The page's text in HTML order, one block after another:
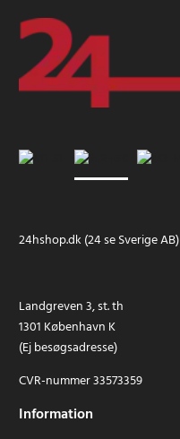
24hshop.dk (24 se Sverige AB)
Landgreven 3, st. th
1301 København K
(Ej besøgsadresse)
CVR-nummer 33573359
Information